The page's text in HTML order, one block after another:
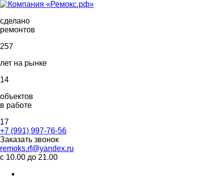
сделано
ремонтов
257
лет на рынке
14
объектов
в работе
17
+7 (991) 997-76-56
Заказать звонок
remoks.rf@yandex.ru
с 10.00 до 21.00